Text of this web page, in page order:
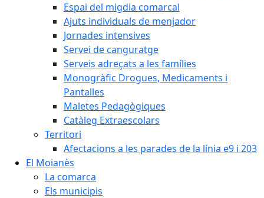
Espai del migdia comarcal
Ajuts individuals de menjador
Jornades intensives
Servei de canguratge
Serveis adreçats a les famílies
Monogràfic Drogues, Medicaments i
Pantalles
Maletes Pedagògiques
Catàleg Extraescolars
Territori
Afectacions a les parades de la línia e9 i 203
El Moianès
La comarca
Els municipis